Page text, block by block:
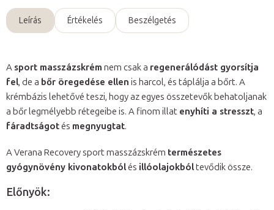
Leírás Értékelés Beszélgetés
A sport masszázskrém nem csak a regenerálódást gyorsítja
fel, de a bőr öregedése ellen is harcol, és táplálja a bőrt. A
krémbázis lehetővé teszi, hogy az egyes összetevők behatoljanak
a bőr legmélyebb rétegeibe is. A finom illat enyhíti a stresszt, a
fáradtságotés megnyugtat.
A Verana Recovery sport masszázskrém természetes
gyógynövény kivonatokbólés illóolajokbóltevődik össze.
Előnyök: